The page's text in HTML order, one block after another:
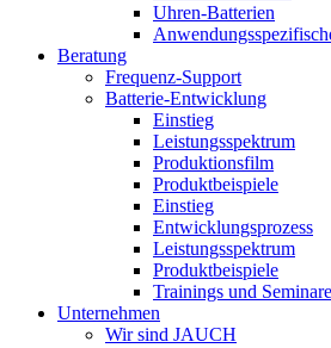
Uhren-Batterien
Beratung
Frequenz-Support
Batterie-Entwicklung
Einstieg
Leistungsspektrum
Produktionsfilm
Produktbeispiele
Einstieg
Entwicklungsprozess
Leistungsspektrum
Produktbeispiele
Trainings und Seminare
Unternehmen
Wir sind JAUCH